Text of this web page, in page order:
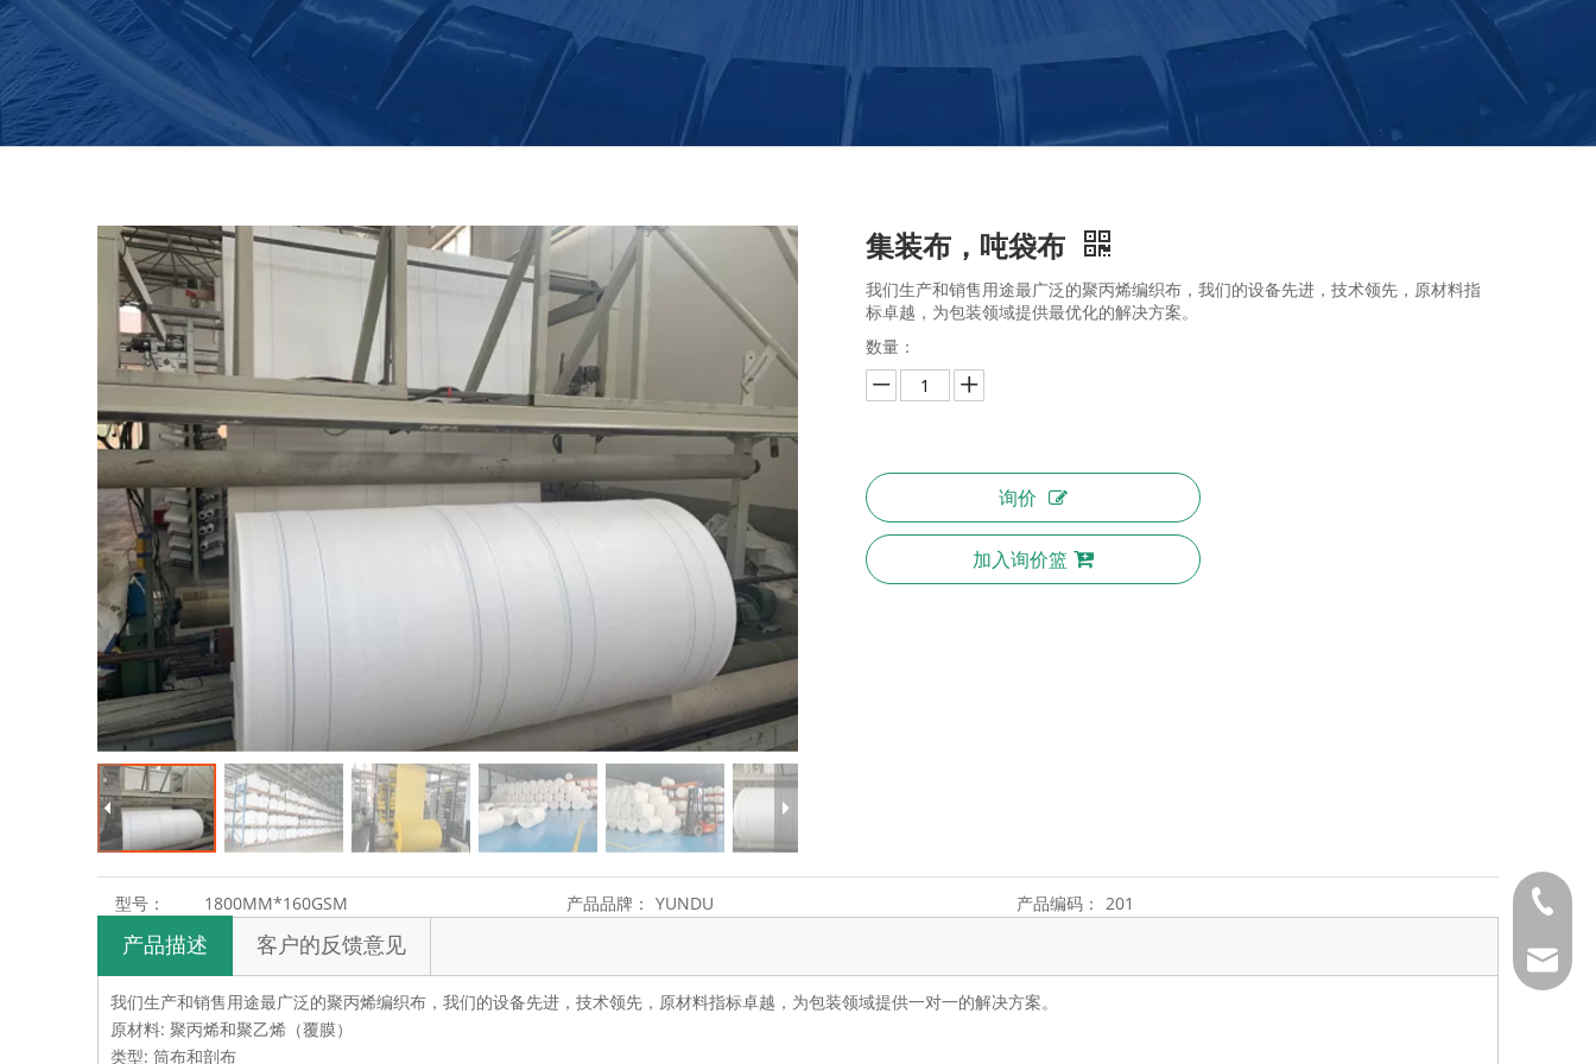
集装布，吨袋布
我们生产和销售用途最广泛的聚丙烯编织布，我们的设备先进，技术领先，原材料指
标卓越，为包装领域提供最优化的解决方案。
数量：
询价
加入询价篮
型号： 1800MM*160GSM 产品品牌： YUNDU 产品编码： 201
产品描述 客户的反馈意见
我们生产和销售用途最广泛的聚丙烯编织布，我们的设备先进，技术领先，原材料指标卓越，为包装领域提供一对一的解决方案。
原材料: 聚丙烯和聚乙烯（覆膜）
类型: 筒布和剖布
0086